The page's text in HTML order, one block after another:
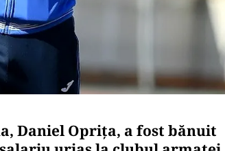
Daniel Oprița, a fost bănuit